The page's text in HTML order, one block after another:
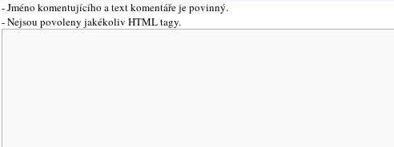
- Jméno komentujícího a text komentáře je povinný.
- Nejsou povoleny jakékoliv HTML tagy.